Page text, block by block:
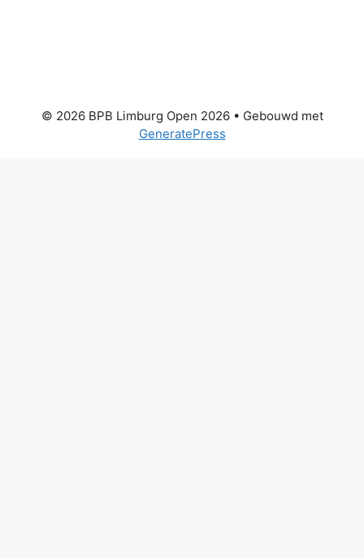
© 2026 BPB Limburg Open 2026• Gebouwd met
GeneratePress